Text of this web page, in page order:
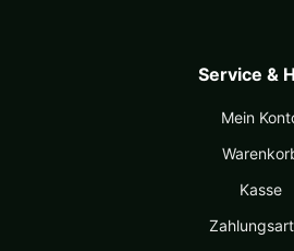
Service &
Mein
Kasse